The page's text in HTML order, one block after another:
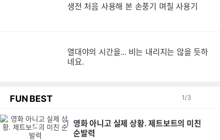
생전 처음 사용해 본 손풍기 며칠 사용기
열대야의 시간을... 비는 내리지는 않을 듯하
네요.
FUN BEST 1/3
1 영화 아니고 실제 상황. 제트보트의 미친
순발력
영